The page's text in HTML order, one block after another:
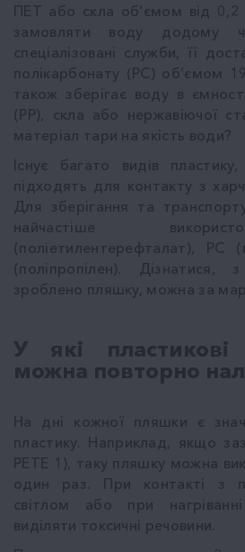
ПЕТ або скла об’ємом від
замовляти воду додому
спеціалізовані служби, її
полікарбонату (PC) об’ємом
також зберігає воду в
(PP), скла або нержавіючої
матеріал тари на якість води?
Існує багато видів
підходять для контакту з
Для зберігання та
найчастіше
(поліетилентерефталат), PC
(поліпропілен). Дізнатися,
зроблено пляшку, можна за
У які
можна повторно
На дні кожної пляшки є
пластику. Наприклад, якщо
PETE 1), таку пляшку можна
один раз. При контакті з
світлом або при
виділяти токсичні речовини.